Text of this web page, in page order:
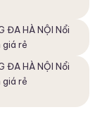
ĐA HÀ NỘI Nổi
giá rẻ
ĐA HÀ NỘI Nổi
giá rẻ